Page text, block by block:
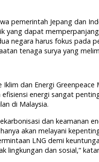
pemerintah Jepang dan
yang dapat
negara harus fokus pada
tenaga surya yang
dan Energi Greenpeace
energi sangat
di Malaysia.
dan keamanan
akan melayani
LNG demi
lingkungan dan sosial,”